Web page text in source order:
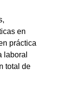
en
práctica
laboral
total de